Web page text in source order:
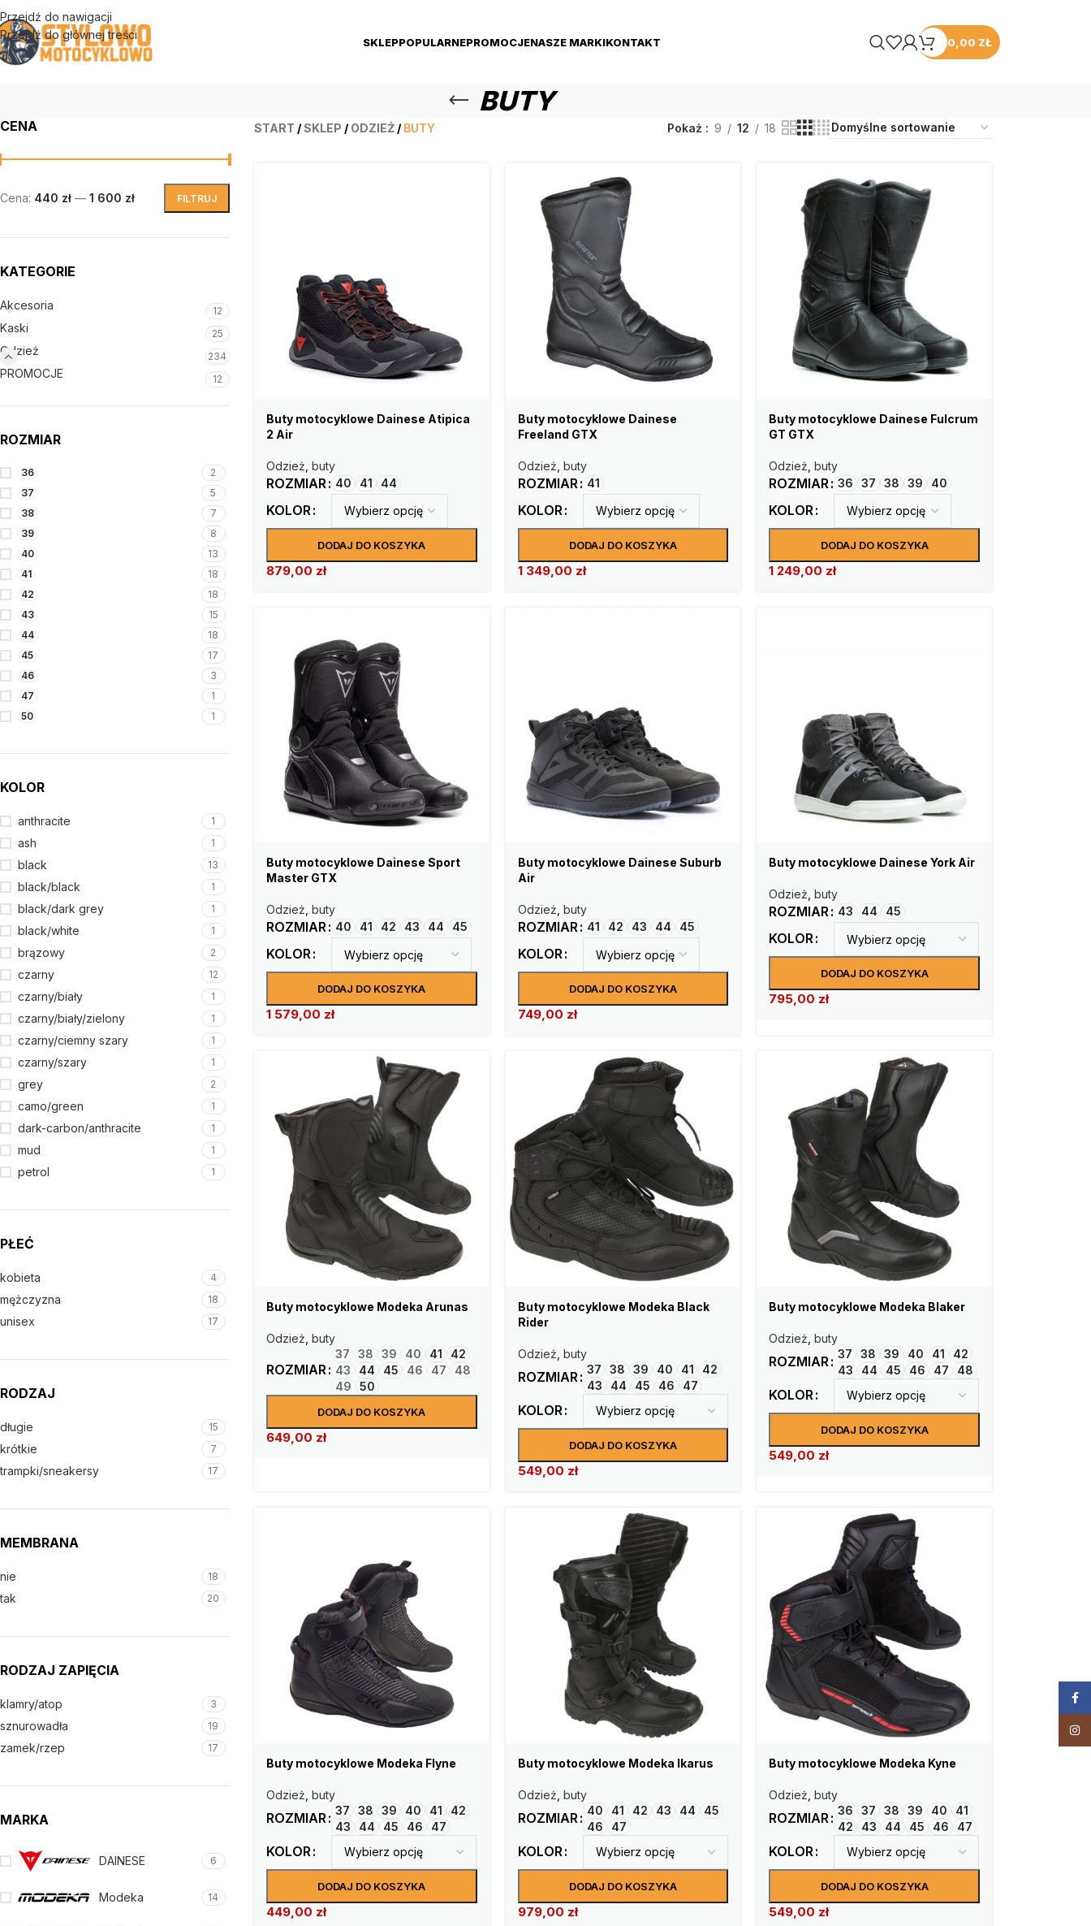
Przejdź do nawigacji
Przejdź do głównej treści
SKLEPPOPULARNEPROMOCJENASZE MARKIKONTAKT 0,00 ZŁ
BUTY
CENA
FILTRUJ
Cena: 440 zł — 1 600 zł
KATEGORIE
Akcesoria 12
Kaski 25
Odzież 234
PROMOCJE 12
ROZMIAR
36
2
37
5
38
7
39
8
40
13
41
18
42
18
43
15
44
18
45
17
46
3
47
1
50
1
KOLOR
anthracite 1
ash 1
black 13
black/black 1
black/dark grey 1
black/white 1
brązowy 2
czarny 12
czarny/biały 1
czarny/biały/zielony 1
czarny/ciemny szary 1
czarny/szary 1
grey 2
camo/green 1
dark-carbon/anthracite 1
mud 1
petrol 1
PŁEĆ
kobieta 4
mężczyzna 18
unisex 17
RODZAJ
długie 15
krótkie 7
trampki/sneakersy 17
MEMBRANA
nie 18
tak 20
RODZAJ ZAPIĘCIA
klamry/atop 3
sznurowadła 19
zamek/rzep 17
MARKA
DAINESE 6
Modeka 14
START /SKLEP / ODZIEŻ/ BUTY Pokaż 9 12 18
Buty motocyklowe Dainese Atipica
2 Air
Odzież buty
ROZMIAR 40 41 44
KOLOR
DODAJ DO KOSZYKA
879,00 zł
Buty motocyklowe Dainese
Freeland GTX
Odzież buty
ROZMIAR 41
KOLOR
DODAJ DO KOSZYKA
1 349,00 zł
Buty motocyklowe Dainese Fulcrum
GT GTX
Odzież buty
ROZMIAR 36 37 38 39 40
KOLOR
DODAJ DO KOSZYKA
1 249,00 zł
Buty motocyklowe Dainese Sport
Master GTX
Odzież buty
ROZMIAR 40 41 42 43 44 45
KOLOR
DODAJ DO KOSZYKA
1 579,00 zł
Buty motocyklowe Dainese Suburb
Air
Odzież buty
ROZMIAR 41 42 43 44 45
KOLOR
DODAJ DO KOSZYKA
749,00 zł
Buty motocyklowe Dainese York Air
Odzież buty
ROZMIAR 43 44 45
KOLOR
DODAJ DO KOSZYKA
795,00 zł
Buty motocyklowe Modeka Arunas
Odzież buty
ROZMIAR
37 38 39 40 41
42
43
44 45 46 47
48
49
50
DODAJ DO KOSZYKA
649,00 zł
Buty motocyklowe Modeka Black
Rider
Odzież buty
ROZMIAR 37 38 39 40 41
42
43
44 45 46 47
KOLOR
DODAJ DO KOSZYKA
549,00 zł
Buty motocyklowe Modeka Blaker
Odzież buty
ROZMIAR 37 38 39 40 41
42
43
44 45 46 47 48
KOLOR
DODAJ DO KOSZYKA
549,00 zł
Buty motocyklowe Modeka Flyne
Odzież buty
ROZMIAR 37 38 39 40 41
42
43
44 45 46 47
KOLOR
DODAJ DO KOSZYKA
449,00 zł
Buty motocyklowe Modeka Ikarus
Odzież buty
ROZMIAR 40 41 42 43 44
45
46
47
KOLOR
DODAJ DO KOSZYKA
979,00 zł
Buty motocyklowe Modeka Kyne
Odzież buty
ROZMIAR 36 37 38 39 40
41
42
43 44 45 46 47
KOLOR
DODAJ DO KOSZYKA
549,00 zł